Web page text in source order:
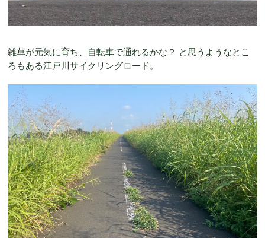
雑草が元気に育ち、自転車で通れるかな？ と思うようなとこ
ろもある江戸川サイクリングロード。